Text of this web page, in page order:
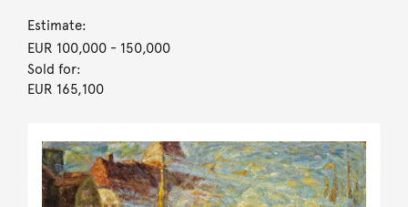
Estimate:
EUR 100,000- 150,000
Sold for:
EUR 165,100